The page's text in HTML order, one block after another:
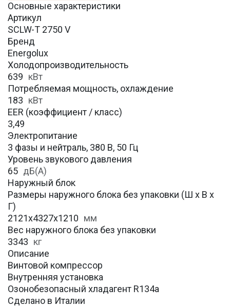
Основные характеристики
Артикул
SCLW-T 2750 V
Бренд
Energolux
Холодопроизводительность
639 кВт
Потребляемая мощность, охлаждение
183 кВт
EER (коэффициент / класс)
3,49
Электропитание
3 фазы и нейтраль, 380 В, 50 Гц
Уровень звукового давления
65 дБ(А)
Наружный блок
Размеры наружного блока без упаковки (Ш х В х
Г)
2121x4327x1210 мм
Вес наружного блока без упаковки
3343 кг
Описание
Винтовой компрессор
Внутренняя установка
Озонобезопасный хладагент R134a
Сделано в Италии